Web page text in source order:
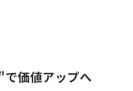
価値アップへ